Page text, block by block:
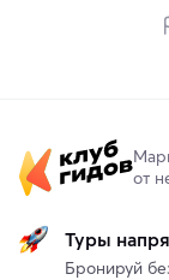
от
Туры
Бронируй